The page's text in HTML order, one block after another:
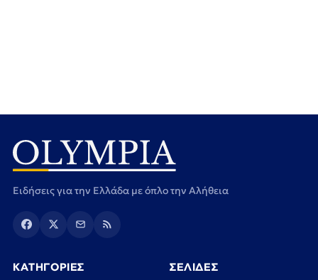
Ειδήσεις για την Ελλάδα με όπλο την Αλήθεια
ΚΑΤΗΓΟΡΙΕΣ ΣΕΛΙΔΕΣ